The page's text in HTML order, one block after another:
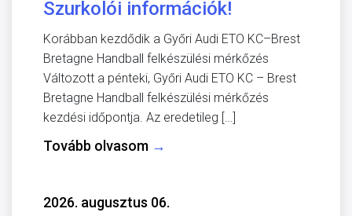
Szurkolói információk!
Korábban kezdődik a Győri Audi ETO KC–Brest
Bretagne Handball felkészülési mérkőzés
Változott a pénteki, Győri Audi ETO KC – Brest
Bretagne Handball felkészülési mérkőzés
kezdési időpontja. Az eredetileg […]
Tovább olvasom →
2026. augusztus 06.